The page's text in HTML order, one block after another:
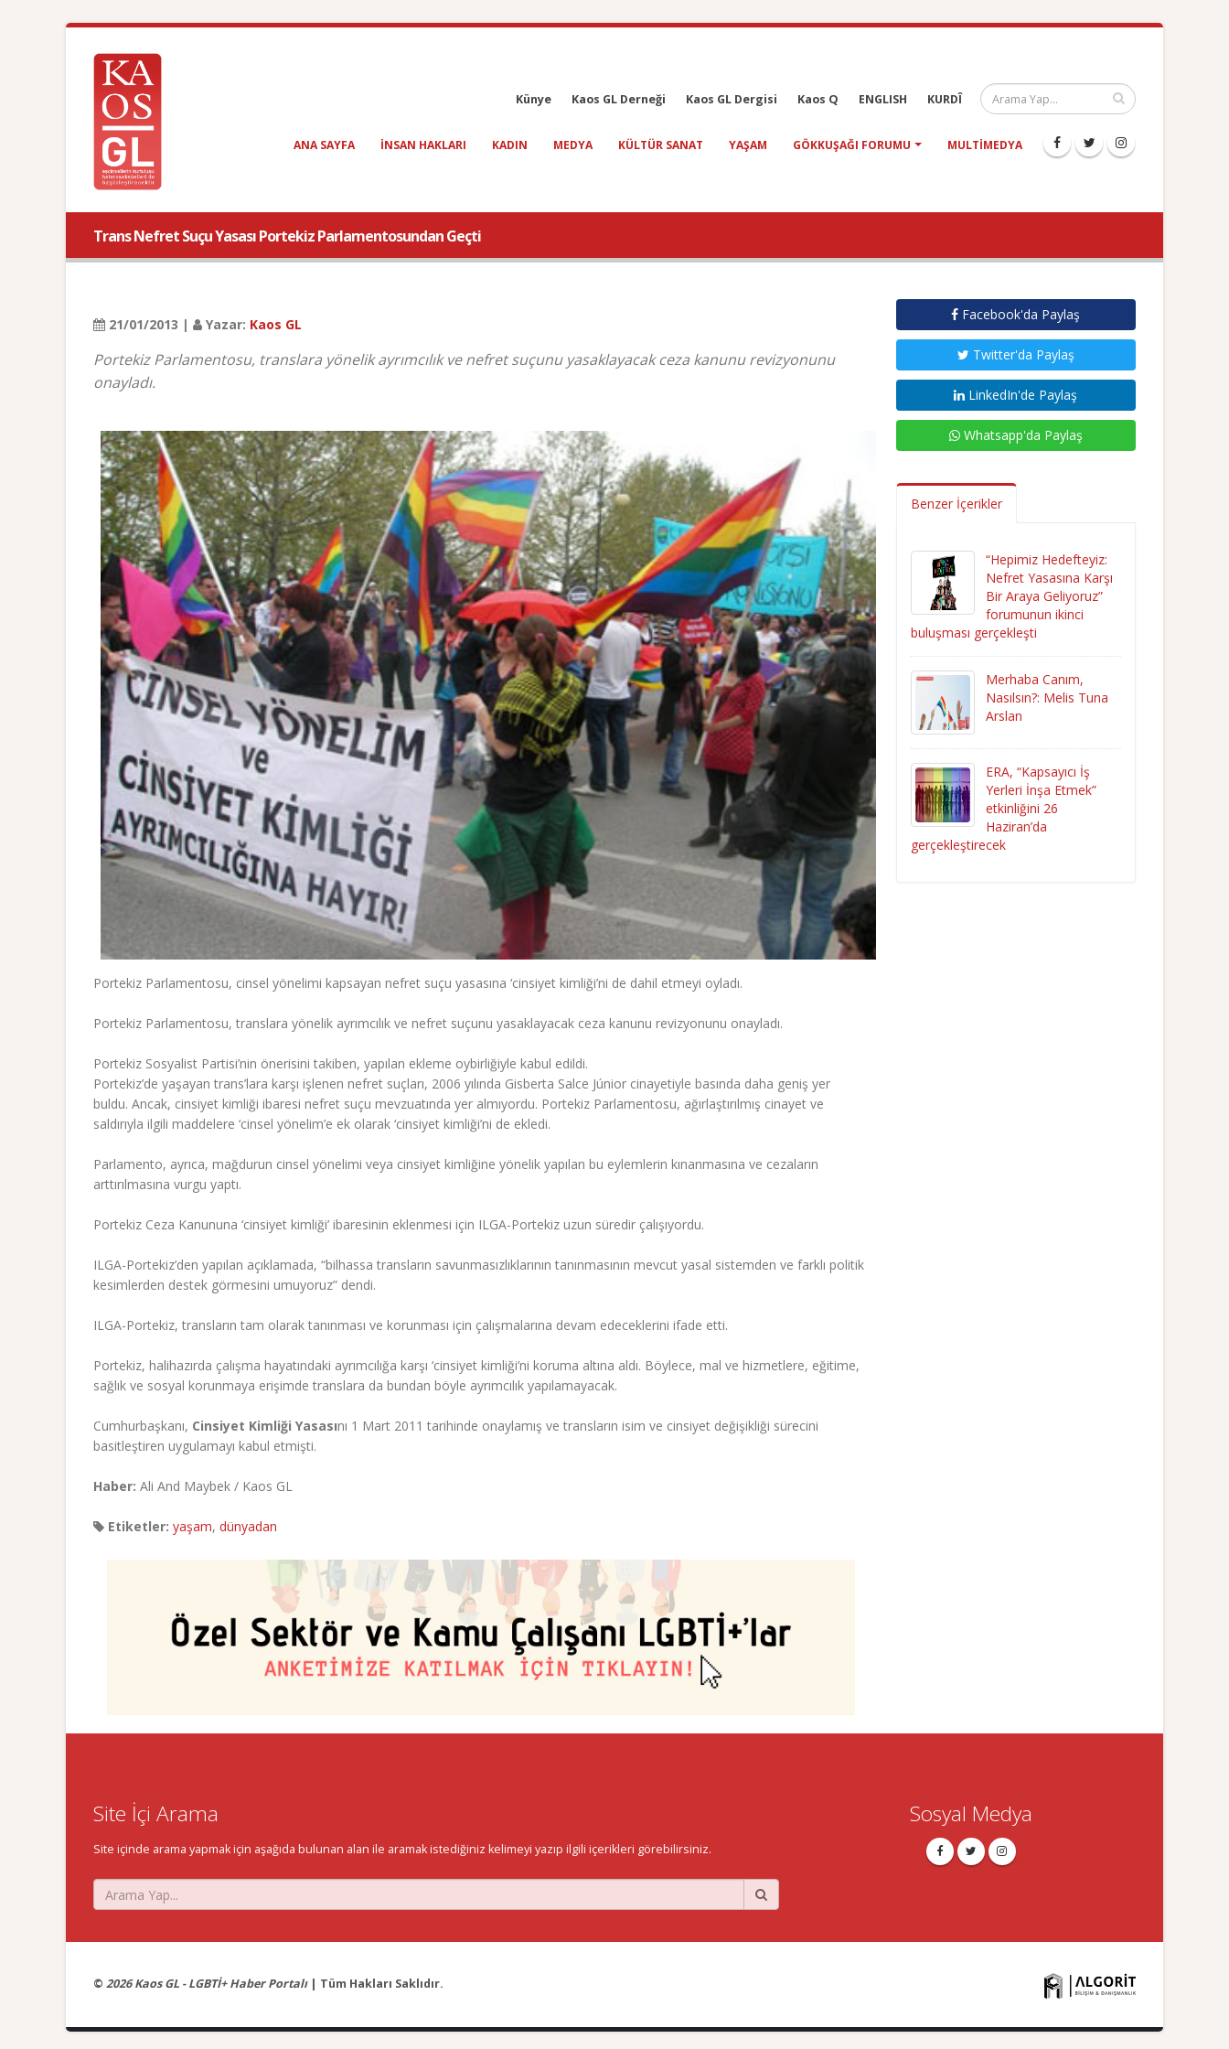
Künye Kaos GL Derneği Kaos GL Dergisi Kaos Q ENGLISH KURDÎ
ANA SAYFA INSAN HAKLARI KADIN MEDYA KÜLTÜR SANAT YAŞAM GÖKKUŞAĞI FORUMU MULTIMEDYA
Trans Nefret Suçu Yasası Portekiz Parlamentosundan Geçti
21/01/2013 | Yazar: Kaos GL
Portekiz Parlamentosu, translara yönelik ayrımcılık ve nefret suçunu yasaklayacak ceza kanunu revizyonunu
onayladı.
Portekiz Parlamentosu, cinsel yönelimi kapsayan nefret suçu yasasına ‘cinsiyet kimliği’ni de dahil etmeyi oyladı.
Portekiz Parlamentosu, translara yönelik ayrımcılık ve nefret suçunu yasaklayacak ceza kanunu revizyonunu onayladı.
Portekiz Sosyalist Partisi’nin önerisini takiben, yapılan ekleme oybirliğiyle kabul edildi.
Portekiz’de yaşayan trans’lara karşı işlenen nefret suçları, 2006 yılında Gisberta Salce Júnior cinayetiyle basında daha geniş yer
buldu. Ancak, cinsiyet kimliği ibaresi nefret suçu mevzuatında yer almıyordu. Portekiz Parlamentosu, ağırlaştırılmış cinayet ve
saldırıyla ilgili maddelere ‘cinsel yönelim’e ek olarak ‘cinsiyet kimliği’ni de ekledi.
Parlamento, ayrıca, mağdurun cinsel yönelimi veya cinsiyet kimliğine yönelik yapılan bu eylemlerin kınanmasına ve cezaların
arttırılmasına vurgu yaptı.
Portekiz Ceza Kanununa ‘cinsiyet kimliği’ ibaresinin eklenmesi için ILGA-Portekiz uzun süredir çalışıyordu.
ILGA-Portekiz’den yapılan açıklamada, “bilhassa transların savunmasızlıklarının tanınmasının mevcut yasal sistemden ve farklı politik
kesimlerden destek görmesini umuyoruz” dendi.
ILGA-Portekiz, transların tam olarak tanınması ve korunması için çalışmalarına devam edeceklerini ifade etti.
Portekiz, halihazırda çalışma hayatındaki ayrımcılığa karşı ‘cinsiyet kimliği’ni koruma altına aldı. Böylece, mal ve hizmetlere, eğitime,
sağlık ve sosyal korunmaya erişimde translara da bundan böyle ayrımcılık yapılamayacak.
Cumhurbaşkanı, Cinsiyet Kimliği Yasasını 1 Mart 2011 tarihinde onaylamış ve transların isim ve cinsiyet değişikliği sürecini
basitleştiren uygulamayı kabul etmişti.
Haber: Ali And Maybek / Kaos GL
Etiketler: yaşam, dünyadan
Facebook'da Paylaş
Twitter'da Paylaş
LinkedIn'de Paylaş
Whatsapp'da Paylaş
Benzer İçerikler
“Hepimiz Hedefteyiz:
Nefret Yasasına Karşı
Bir Araya Geliyoruz”
forumunun ikinci
buluşması gerçekleşti
Merhaba Canım,
Nasılsın?: Melis Tuna
Arslan
ERA, “Kapsayıcı İş
Yerleri İnşa Etmek”
etkinliğini 26
Haziran’da
gerçekleştirecek
Site İçi Arama
Site içinde arama yapmak için aşağıda bulunan alan ile aramak istediğiniz kelimeyi yazıp ilgili içerikleri görebilirsiniz.
Sosyal Medya
© 2026 Kaos GL - LGBTİ+ Haber Portalı| Tüm Hakları Saklıdır.